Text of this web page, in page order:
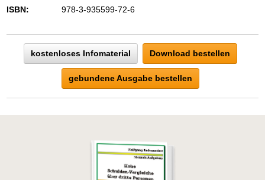
ISBN:
978-3-935599-72-6
kostenloses Infomaterial Download bestellen
gebundene Ausgabe bestellen